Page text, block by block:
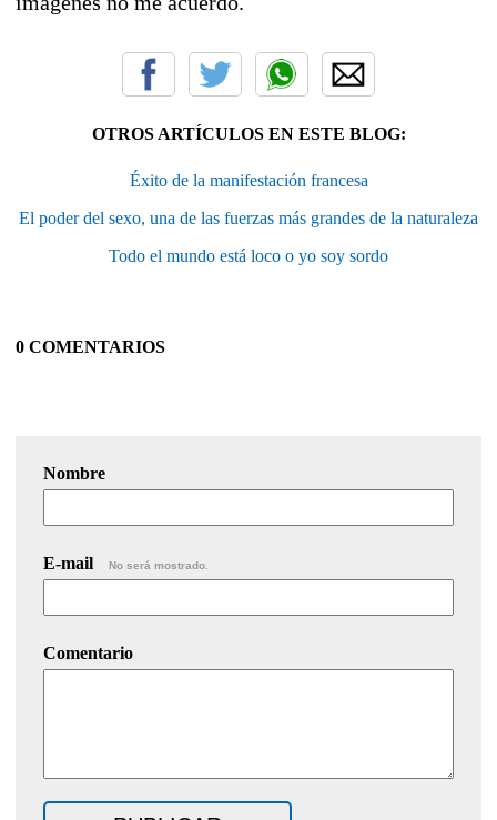
OTROS ARTÍCULOS EN ESTE BLOG:
Éxito de la manifestación francesa
El poder del sexo, una de las fuerzas más grandes de la naturaleza
Todo el mundo está loco o yo soy sordo
0 COMENTARIOS
Nombre
E-mail No será mostrado.
Comentario